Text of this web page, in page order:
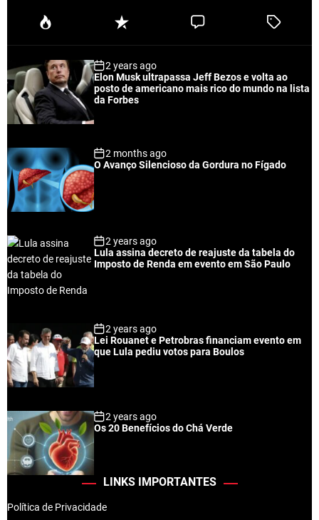
P
u
a
r
R
e
n
t
C
e
T
e
2 years ago
Elon Musk ultrapassa Jeff Bezos e volta ao
posto de americano mais rico do mundo na lista
da Forbes
2 months ago
O Avanço Silencioso da Gordura no Fígado
2 years ago
Lula assina decreto de reajuste da tabela do
Imposto de Renda em evento em São Paulo
2 years ago
Lei Rouanet e Petrobras financiam evento em
que Lula pediu votos para Boulos
2 years ago
Os 20 Benefícios do Chá Verde
LINKS IMPORTANTES
Política de Privacidade